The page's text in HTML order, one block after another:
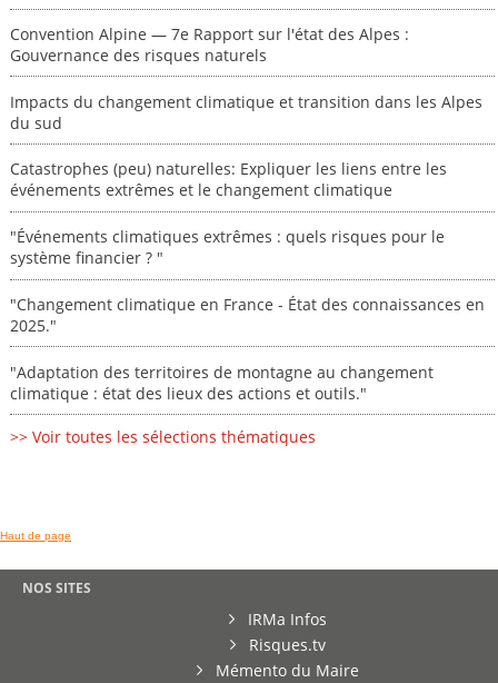
Convention Alpine — 7e Rapport sur l'état des Alpes :
Gouvernance des risques naturels
Impacts du changement climatique et transition dans les Alpes
du sud
Catastrophes (peu) naturelles: Expliquer les liens entre les
événements extrêmes et le changement climatique
"Événements climatiques extrêmes : quels risques pour le
système financier ? "
"Changement climatique en France - État des connaissances en
2025."
"Adaptation des territoires de montagne au changement
climatique : état des lieux des actions et outils."
>> Voir toutes les sélections thématiques
Haut de page
NOS SITES
IRMa Infos
Risques.tv
Mémento du Maire